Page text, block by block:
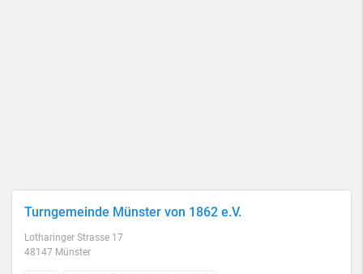
Turngemeinde Münster von 1862 e.V.
Lotharinger Strasse 17
48147 Münster